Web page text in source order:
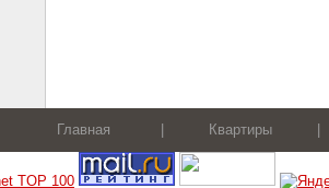
Главная Квартиры